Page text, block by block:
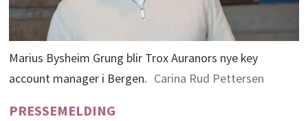
Marius Bysheim Grung blir Trox Auranors nye key
account manager i Bergen. Carina Rud Pettersen
PRESSEMELDING